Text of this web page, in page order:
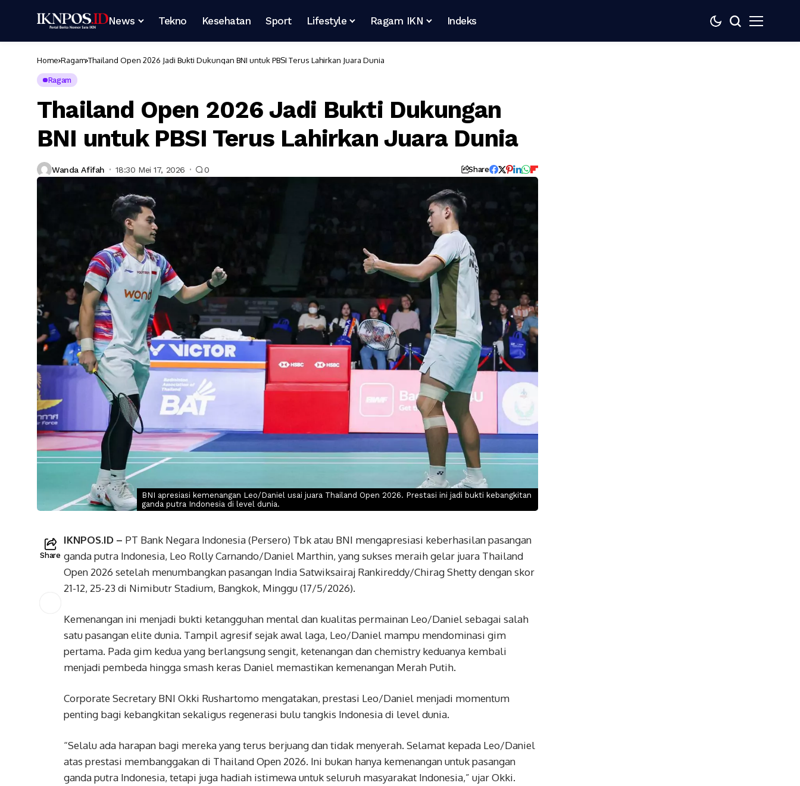
News Tekno Kesehatan Sport Lifestyle Ragam IKN Indeks
Home Ragam Thailand Open 2026 Jadi Bukti Dukungan BNI untuk PBSI Terus Lahirkan Juara Dunia
Ragam
Thailand Open 2026 Jadi Bukti Dukungan
BNI untuk PBSI Terus Lahirkan Juara Dunia
Wanda Afifah 18:30 Mei 17, 2026 0 Share
BNI apresiasi kemenangan Leo/Daniel usai juara Thailand Open 2026. Prestasi ini jadi bukti kebangkitan
ganda putra Indonesia di level dunia.
Share
IKNPOS.ID – PT Bank Negara Indonesia (Persero) Tbk atau BNI mengapresiasi keberhasilan pasangan
ganda putra Indonesia, Leo Rolly Carnando/Daniel Marthin, yang sukses meraih gelar juara Thailand
Open 2026 setelah menumbangkan pasangan India Satwiksairaj Rankireddy/Chirag Shetty dengan skor
21-12, 25-23 di Nimibutr Stadium, Bangkok, Minggu (17/5/2026).
Kemenangan ini menjadi bukti ketangguhan mental dan kualitas permainan Leo/Daniel sebagai salah
satu pasangan elite dunia. Tampil agresif sejak awal laga, Leo/Daniel mampu mendominasi gim
pertama. Pada gim kedua yang berlangsung sengit, ketenangan dan chemistry keduanya kembali
menjadi pembeda hingga smash keras Daniel memastikan kemenangan Merah Putih.
Corporate Secretary BNI Okki Rushartomo mengatakan, prestasi Leo/Daniel menjadi momentum
penting bagi kebangkitan sekaligus regenerasi bulu tangkis Indonesia di level dunia.
“Selalu ada harapan bagi mereka yang terus berjuang dan tidak menyerah. Selamat kepada Leo/Daniel
atas prestasi membanggakan di Thailand Open 2026. Ini bukan hanya kemenangan untuk pasangan
ganda putra Indonesia, tetapi juga hadiah istimewa untuk seluruh masyarakat Indonesia,” ujar Okki.